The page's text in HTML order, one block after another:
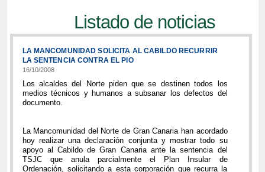
Listado de noticias
LA MANCOMUNIDAD SOLICITA AL CABILDO RECURRIR
LA SENTENCIA CONTRA EL PIO
16/10/2008
Los alcaldes del Norte piden que se destinen todos los
medios técnicos y humanos a subsanar los defectos del
documento.
La Mancomunidad del Norte de Gran Canaria han acordado
hoy realizar una declaración conjunta y mostrar todo su
apoyo al Cabildo de Gran Canaria ante la sentencia del
TSJC que anula parcialmente el Plan Insular de
Ordenación, solicitando a esta corporación que recurra la